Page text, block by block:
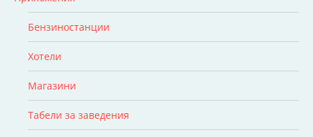
Бензиностанции
Хотели
Магазини
Табели за заведения